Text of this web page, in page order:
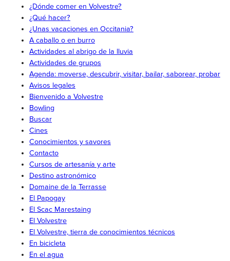
¿Dónde comer en Volvestre?
¿Qué hacer?
¿Unas vacaciones en Occitania?
A caballo o en burro
Actividades al abrigo de la lluvia
Actividades de grupos
Agenda: moverse, descubrir, visitar, bailar, saborear, probar
Avisos legales
Bienvenido a Volvestre
Bowling
Buscar
Cines
Conocimientos y savores
Contacto
Cursos de artesanía y arte
Destino astronómico
Domaine de la Terrasse
El Papogay
El Scac Marestaing
El Volvestre
El Volvestre, tierra de conocimientos técnicos
En bicicleta
En el agua